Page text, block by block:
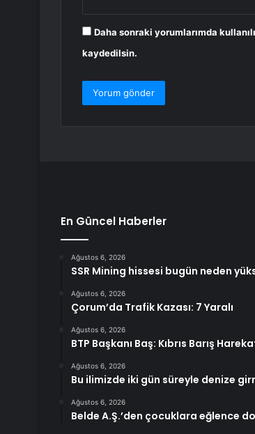
Daha sonraki yorumlarımda
kaydedilsin.
En Güncel Haberler
Ağustos 6, 2026
SSR Mining hissesi bugün neden
Ağustos 6, 2026
Çorum’da Trafik Kazası: 7 Yaralı
Ağustos 6, 2026
BTP Başkanı Baş: Kıbrıs Barış
Ağustos 6, 2026
Bu ilimizde iki gün süreyle denize
Ağustos 6, 2026
Belde A.Ş.’den çocuklara eğlence